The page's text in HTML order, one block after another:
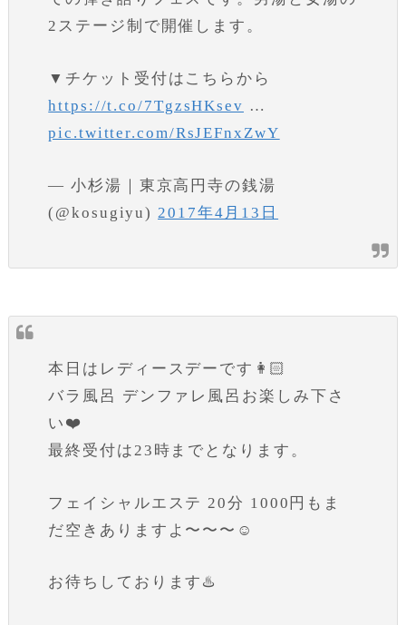
2ステージ制で開催します。
▼チケット受付はこちらから
https://t.co/7TgzsHKsev …
pic.twitter.com/RsJEFnxZwY
— 小杉湯｜東京高円寺の銭湯
(@kosugiyu) 2017年4月13日
本日はレディースデーです👩🏻
バラ風呂 デンファレ風呂お楽しみ下さ
い❤️
最終受付は23時までとなります。
フェイシャルエステ 20分 1000円もま
だ空きありますよ〜〜〜☺️
お待ちしております♨️